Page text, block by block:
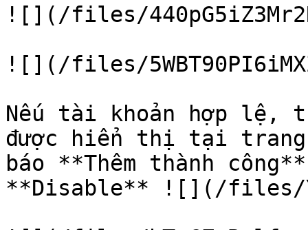
![](/files/
![](/files/
Nếu tài khoản hợp lệ,
được hiển thị tại trang
báo **Thêm thành
**Disable** ![](/files/